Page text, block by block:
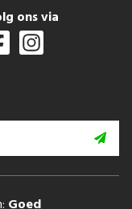
ons via